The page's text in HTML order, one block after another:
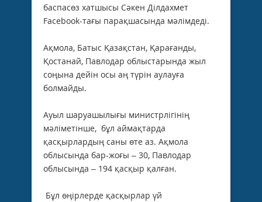
баспасөз хатшысы Сәкен Ділдахмет
Facebook-тағы парақшасында мәлімдеді.
Ақмола, Батыс Қазақстан, Қарағанды,
Қостанай, Павлодар облыстарында жыл
соңына дейін осы аң түрін аулауға
болмайды.
Ауыл шаруашылығы министрлігінің
мәліметінше, бұл аймақтарда
қасқырлардың саны өте аз. Ақмола
облысында бар-жоғы – 30, Павлодар
облысында – 194 қасқыр қалған.
Бұл өңірлерде қасқырлар үй